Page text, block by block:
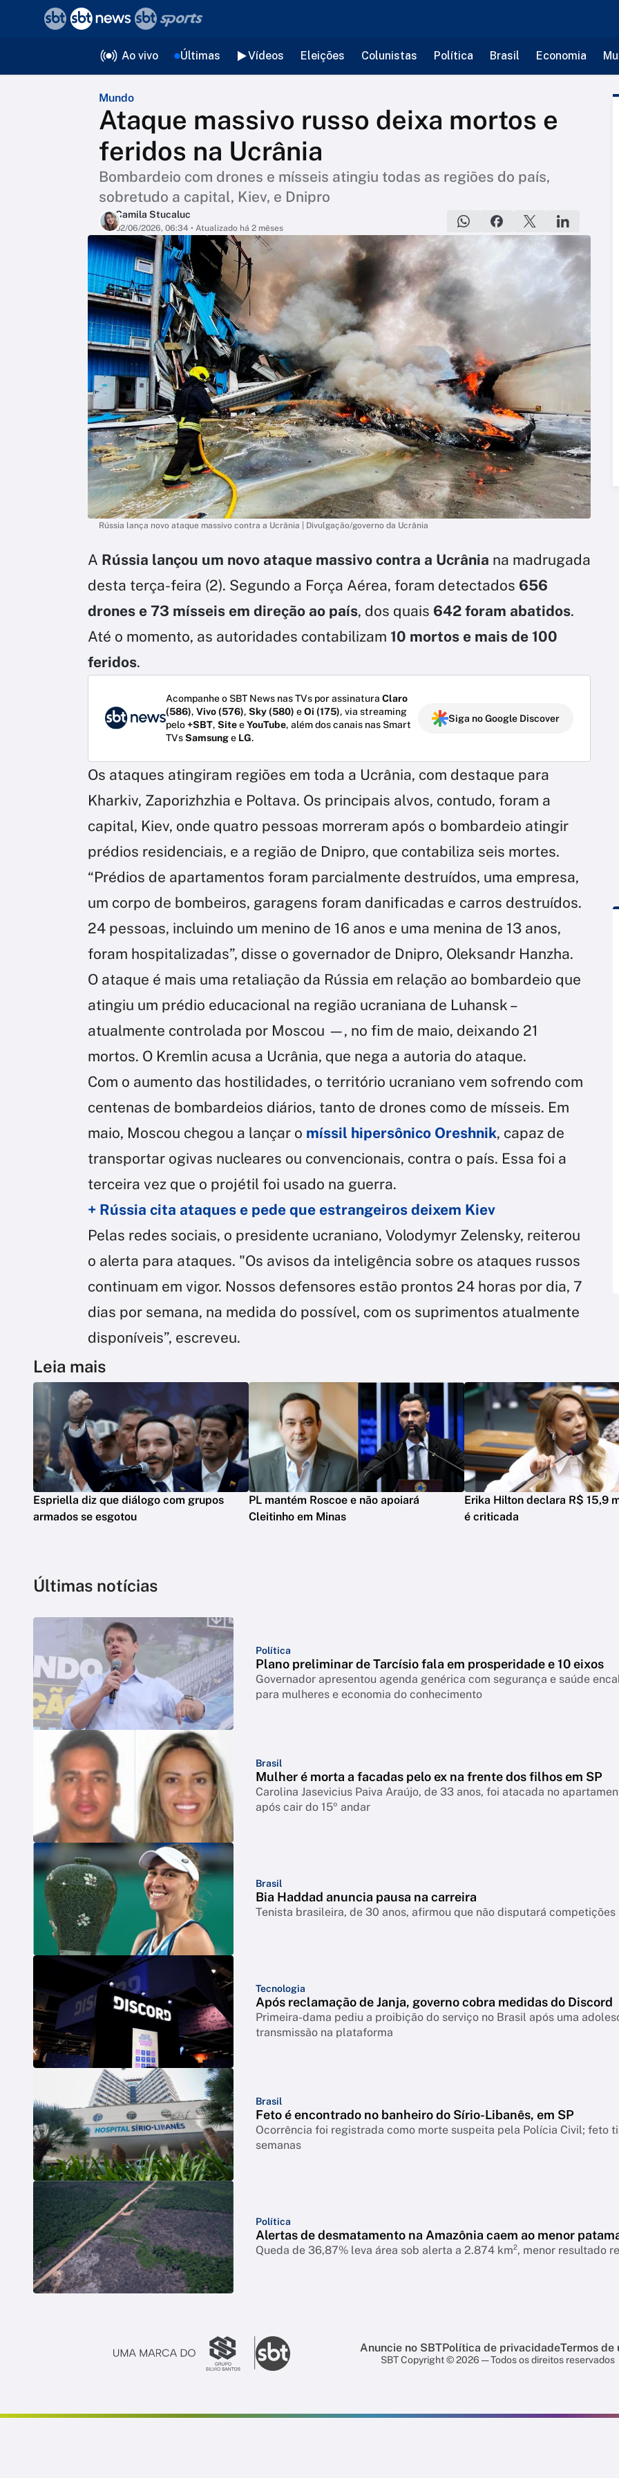
Ao vivo Últimas Vídeos Eleições Colunistas Política Brasil Economia
Mundo
Ataque massivo russo deixa mortos e
feridos na Ucrânia
Bombardeio com drones e mísseis atingiu todas as regiões do país,
sobretudo a capital, Kiev, e Dnipro
Camila Stucaluc
02/06/2026, 06:34 • Atualizado há 2 mêses
Rússia lança novo ataque massivo contra a Ucrânia | Divulgação/governo da Ucrânia
A Rússia lançou um novo ataque massivo contra a Ucrânia na madrugada
desta terça-feira (2). Segundo a Força Aérea, foram detectados 656
drones e 73 mísseis em direção ao país, dos quais 642 foram abatidos.
Até o momento, as autoridades contabilizam 10 mortos e mais de 100
feridos.
Acompanhe o SBT News nas TVs por assinatura Claro
(586), Vivo (576), Sky (580) eOi (175), via streaming
pelo+SBT, SiteeYouTube, além dos canais nas Smart
TVsSamsunge LG.
Siga no Google Discover
Os ataques atingiram regiões em toda a Ucrânia, com destaque para
Kharkiv, Zaporizhzhia e Poltava. Os principais alvos, contudo, foram a
capital, Kiev, onde quatro pessoas morreram após o bombardeio atingir
prédios residenciais, e a região de Dnipro, que contabiliza seis mortes.
“Prédios de apartamentos foram parcialmente destruídos, uma empresa,
um corpo de bombeiros, garagens foram danificadas e carros destruídos.
24 pessoas, incluindo um menino de 16 anos e uma menina de 13 anos,
foram hospitalizadas”, disse o governador de Dnipro, Oleksandr Hanzha.
O ataque é mais uma retaliação da Rússia em relação ao bombardeio que
atingiu um prédio educacional na região ucraniana de Luhansk –
atualmente controlada por Moscou —, no fim de maio, deixando 21
mortos. O Kremlin acusa a Ucrânia, que nega a autoria do ataque.
Com o aumento das hostilidades, o território ucraniano vem sofrendo com
centenas de bombardeios diários, tanto de drones como de mísseis. Em
maio, Moscou chegou a lançar o míssil hipersônico Oreshnik, capaz de
transportar ogivas nucleares ou convencionais, contra o país. Essa foi a
terceira vez que o projétil foi usado na guerra.
+ Rússia cita ataques e pede que estrangeiros deixem Kiev
Pelas redes sociais, o presidente ucraniano, Volodymyr Zelensky, reiterou
o alerta para ataques. "Os avisos da inteligência sobre os ataques ⁠russos
continuam em vigor. Nossos defensores estão prontos 24 horas por dia, 7
dias por semana, na medida do possível, com os suprimentos atualmente
disponíveis”, escreveu.
Leia mais
Espriella diz que diálogo com grupos
armados se esgotou
PL mantém Roscoe e não apoiará
Cleitinho em Minas
Erika Hilton declara R$ 15,9
é criticada
Últimas notícias
Política
Plano preliminar de Tarcísio fala em prosperidade e 10 eixos
Governador apresentou agenda genérica com segurança e saúde
para mulheres e economia do conhecimento
Brasil
Mulher é morta a facadas pelo ex na frente dos filhos em SP
Carolina Jasevicius Paiva Araújo, de 33 anos, foi atacada no
após cair do 15º andar
Brasil
Bia Haddad anuncia pausa na carreira
Tenista brasileira, de 30 anos, afirmou que não disputará
Tecnologia
Após reclamação de Janja, governo cobra medidas do Discord
Primeira-dama pediu a proibição do serviço no Brasil após uma
transmissão na plataforma
Brasil
Feto é encontrado no banheiro do Sírio-Libanês, em SP
Ocorrência foi registrada como morte suspeita pela Polícia Civil; feto
semanas
Política
Alertas de desmatamento na Amazônia caem ao menor
Queda de 36,87% leva área sob alerta a 2.874 km², menor resultado
Anuncie no SBTPolítica de privacidadeTermos de
SBT Copyright © 2026 — Todos os direitos reservados
voltar
Editorias